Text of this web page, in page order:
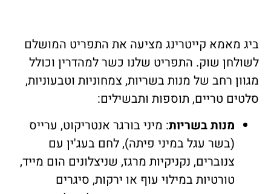
ביג מאמא קייטרינג מציעה את התפריט המושלם
לשולחן שוק. התפריט שלנו כשר למהדרין וכולל
מגוון רחב של מנות בשריות, צמחוניות וטבעוניות,
סלטים טריים, תוספות ותבשילים:
מנות בשריות: מיני בורגר אנטריקוט, ערייס
(בשר עגל במיני פיתה), לחם בעג'ין עם
צנוברים, נקניקיות מרגז, שניצלונים הום מייד,
טורטיות במילוי עוף או ירקות, סיגרים